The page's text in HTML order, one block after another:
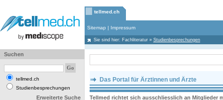
tellmed.ch
Sitemap | Impressum
Sie sind hier: Fachliteratur » Studienbesprechungen
Suchen
tellmed.ch
Studienbesprechungen
Erweiterte Suche
Das Portal für Ärztinnen und Ärzte
Tellmed richtet sich ausschliesslich an Mitglieder